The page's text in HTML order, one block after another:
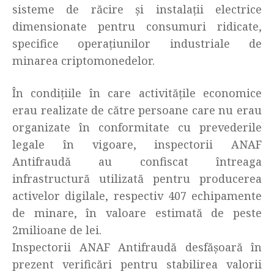
sisteme de răcire și instalații electrice
dimensionate pentru consumuri ridicate,
specifice operațiunilor industriale de
minarea criptomonedelor.
În condițiile în care activitățile economice
erau realizate de către persoane care nu erau
organizate în conformitate cu prevederile
legale în vigoare, inspectorii ANAF
Antifraudă au confiscat întreaga
infrastructură utilizată pentru producerea
activelor digilale, respectiv 407 echipamente
de minare, în valoare estimată de peste
2milioane de lei.
Inspectorii ANAF Antifraudă desfășoară în
prezent verificări pentru stabilirea valorii